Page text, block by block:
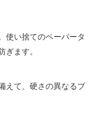
使い捨てのペーパータ
ぎます。
えて、硬さの異なるブ